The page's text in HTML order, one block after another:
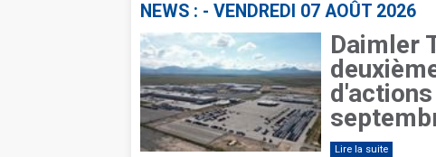
NEWS : - VENDREDI 07 AOÛT 2026
Daimler
Lire la suite